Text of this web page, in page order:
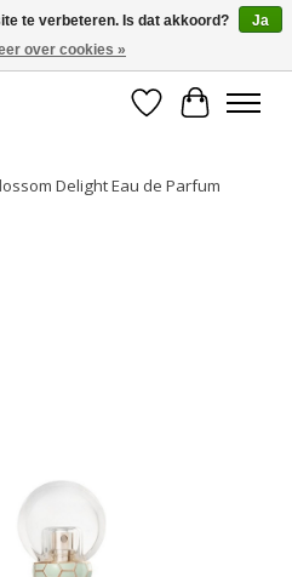
opzegbaar
Verlanglijst
Delight Eau de Parfum
te verbeteren. Is dat akkoord?
Ja
over cookies »